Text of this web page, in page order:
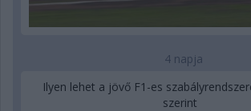
4 napja
Ilyen lehet a jövő F1-es
szerint